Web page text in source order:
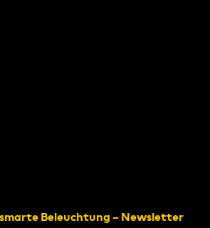
Beleuchtung – Newsletter